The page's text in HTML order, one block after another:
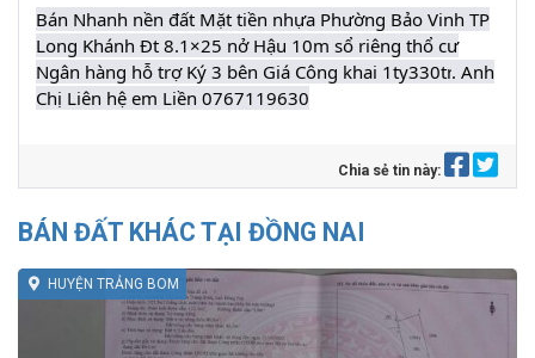
Bán Nhanh nền đất Mặt tiền nhựa Phường Bảo Vinh TP
Long Khánh Đt 8.1×25 nở Hậu 10m sổ riêng thổ cư
Ngân hàng hỗ trợ Ký 3 bên Giá Công khai 1ty330tr. Anh
Chị Liên hệ em Liền 0767119630
Chia sẻ tin này:
BÁN ĐẤT KHÁC TẠI ĐỒNG NAI
HUYỆN TRẢNG BOM